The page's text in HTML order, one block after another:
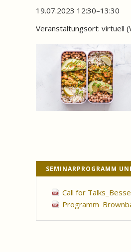
19.07.2023 12:30–13:30
Veranstaltungsort: virtuell
SEMINARPROGRAMM
Call for